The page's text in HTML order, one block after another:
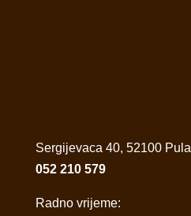
Sergijevaca 40, 52100 Pula
052 210 579
Radno vrijeme: